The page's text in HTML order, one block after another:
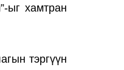
ыг хамтран
тэргүүн